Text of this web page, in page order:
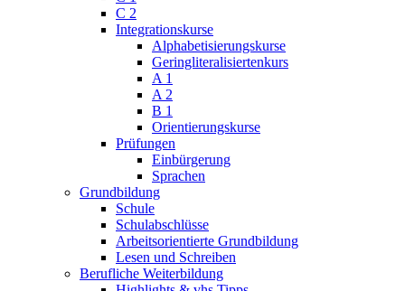
C 2
Integrationskurse
Alphabetisierungskurse
Geringliteralisiertenkurs
A 1
A 2
B 1
Orientierungskurse
Prüfungen
Einbürgerung
Sprachen
Grundbildung
Schule
Schulabschlüsse
Arbeitsorientierte Grundbildung
Lesen und Schreiben
Berufliche Weiterbildung